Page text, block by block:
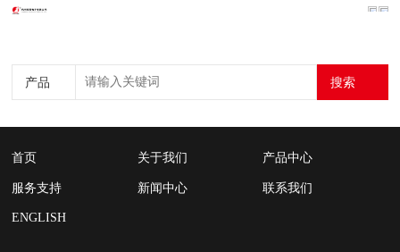
产品 搜索
首页 关于我们 产品中心
服务支持 新闻中心 联系我们
ENGLISH